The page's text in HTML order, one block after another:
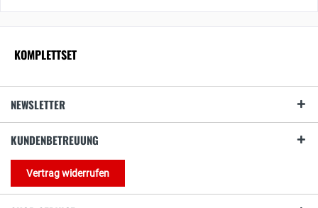
KOMPLETTSET
NEWSLETTER
KUNDENBETREUUNG
Vertrag widerrufen